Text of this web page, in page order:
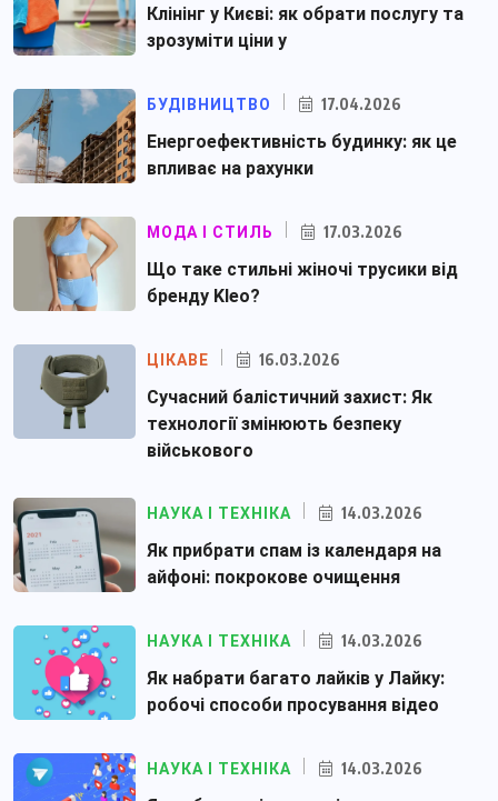
Клінінг у Києві: як обрати послугу та
зрозуміти ціни у
БУДІВНИЦТВО 17.04.2026
Енергоефективність будинку: як це
впливає на рахунки
МОДА І СТИЛЬ 17.03.2026
Що таке стильні жіночі трусики від
бренду Kleo?
ЦІКАВЕ 16.03.2026
Сучасний балістичний захист: Як
технології змінюють безпеку
військового
НАУКА І ТЕХНІКА 14.03.2026
Як прибрати спам із календаря на
айфоні: покрокове очищення
НАУКА І ТЕХНІКА 14.03.2026
Як набрати багато лайків у Лайку:
робочі способи просування відео
НАУКА І ТЕХНІКА 14.03.2026